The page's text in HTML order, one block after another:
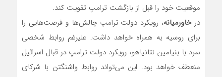
موقعیت خود را قبل از بازگشت ترامپ تقویت کند.
درخاورمیانه، رویکرد دولت ترامپ چالش‌ها و فرصت‌هایی را
برای روسیه به همراه خواهد داشت. علیرغم روابط شخصی
سرد با بنیامین نتانیاهو، رویکرد دولت ترامپ در قبال اسرائیل
منعطف خواهد بود. این می‌تواند روابط واشنگتن با شرکای